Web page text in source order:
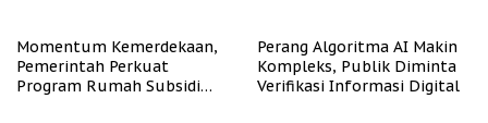
Momentum Kemerdekaan,
Pemerintah Perkuat
Program Rumah Subsidi
Perang Algoritma AI Makin
Kompleks, Publik Diminta
Verifikasi Informasi Digital